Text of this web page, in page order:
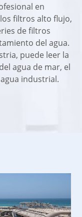
en
filtros alto flujo,
de filtros
del agua.
puede leer la
agua de mar, el
industrial.